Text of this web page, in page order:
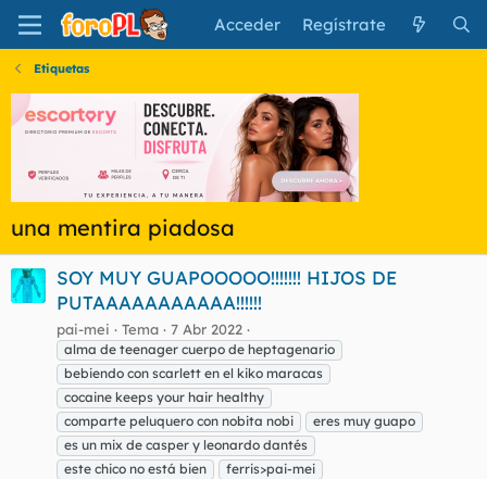
Acceder Regístrate
Etiquetas
una mentira piadosa
SOY MUY GUAPOOOOO!!!!!!! HIJOS DE
PUTAAAAAAAAAAA!!!!!!
pai-mei Tema 7 Abr 2022
alma de teenager cuerpo de heptagenario
bebiendo con scarlett en el kiko maracas
cocaine keeps your hair healthy
comparte peluquero con nobita nobi
eres muy guapo
es un mix de casper y leonardo dantés
este chico no está bien
ferris>pai-mei